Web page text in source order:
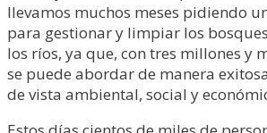
llevamos muchos meses pidiendo
para gestionar y limpiar los
los ríos, ya que, con tres millones y
se puede abordar de manera
de vista ambiental, social y